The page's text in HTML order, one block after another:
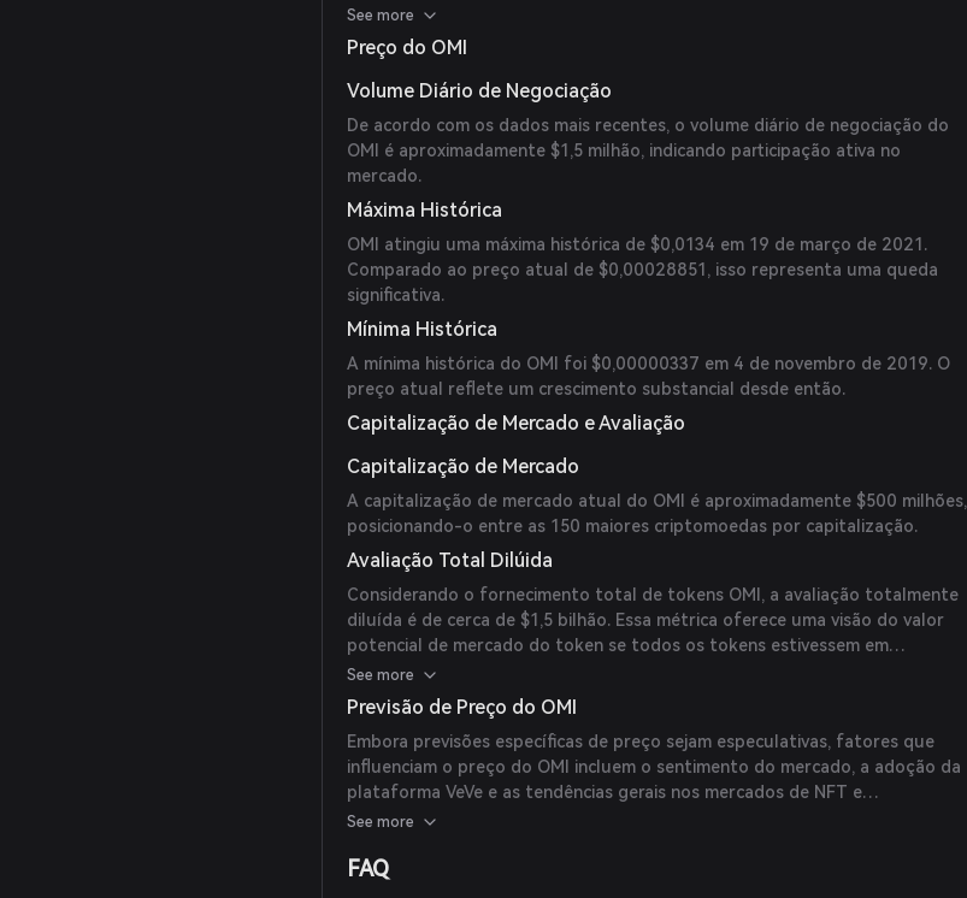
verificar as listagens mais recentes e pares de negociação nessas exchanges
para informações mais precisas.
See more
Preço do OMI
Volume Diário de Negociação
De acordo com os dados mais recentes, o volume diário de negociação do
OMI é aproximadamente $1,5 milhão, indicando participação ativa no
mercado.
Máxima Histórica
OMI atingiu uma máxima histórica de $0,0134 em 19 de março de 2021.
Comparado ao preço atual de $0,00028851, isso representa uma queda
significativa.
Mínima Histórica
A mínima histórica do OMI foi $0,00000337 em 4 de novembro de 2019. O
preço atual reflete um crescimento substancial desde então.
Capitalização de Mercado e Avaliação
Capitalização de Mercado
A capitalização de mercado atual do OMI é aproximadamente $500 milhões,
posicionando-o entre as 150 maiores criptomoedas por capitalização.
Avaliação Total Dilúida
Considerando o fornecimento total de tokens OMI, a avaliação totalmente
diluída é de cerca de $1,5 bilhão. Essa métrica oferece uma visão do valor
potencial de mercado do token se todos os tokens estivessem em
circulação.
See more
Previsão de Preço do OMI
Embora previsões específicas de preço sejam especulativas, fatores que
influenciam o preço do OMI incluem o sentimento do mercado, a adoção da
plataforma VeVe e as tendências gerais nos mercados de NFT e
criptomoedas. Até o momento, não há previsões disponíveis de especialistas
See more
FAQ